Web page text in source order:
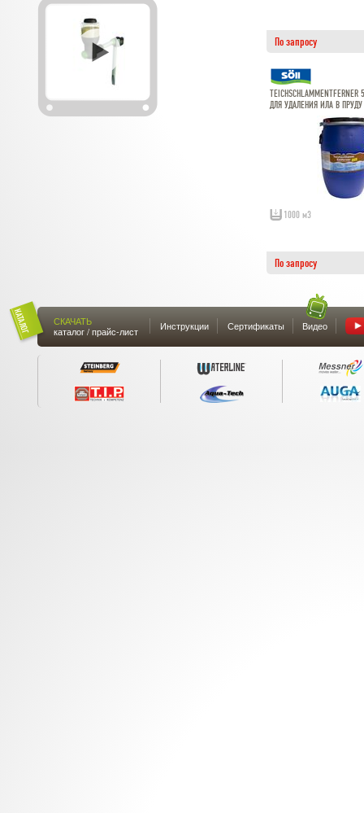
По запросу
ДЛЯ УДАЛЕНИЯ ИЛА В ПРУДУ
1000 м3
По запросу
СКАЧАТЬ
каталог / прайс-лист
Инструкции Сертификаты Видео